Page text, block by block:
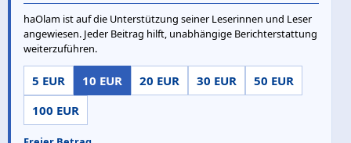
haOlam ist auf die Unterstützung seiner Leserinnen und Leser
angewiesen. Jeder Beitrag hilft, unabhängige Berichterstattung
weiterzuführen.
5 EUR 10 EUR 20 EUR 30 EUR
50 EUR
100 EUR